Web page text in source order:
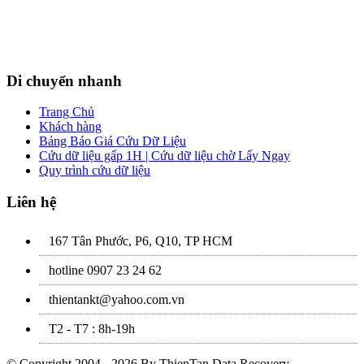
Di chuyển nhanh
Trang Chủ
Khách hàng
Bảng Báo Giá Cứu Dữ Liệu
Cứu dữ liệu gấp 1H | Cứu dữ liệu chờ Lấy Ngay
Quy trình cứu dữ liệu
Liên hệ
167 Tân Phước, P6, Q10, TP HCM
hotline 0907 23 24 62
thientankt@yahoo.com.vn
T2 - T7 : 8h-19h